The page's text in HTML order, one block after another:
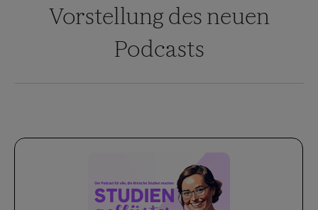
Vorstellung des neuen
Podcasts